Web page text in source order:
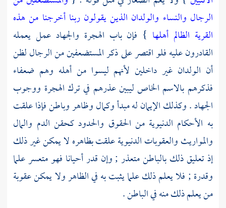
الرجال والنساء والولدان الذين يقولون ربنا أخرجنا من هذه
القرية الظالم أهلها } فإن باب الهجرة والجهاد عمل يعمله
القادرون عليه فلو اقتصر على ذكر المستضعفين من الرجال لظن
أن الولدان غير داخلين لأنهم ليسوا من أهله وهم ضعفاء
فذكرهم بالاسم الخاص ليبين عذرهم في ترك الهجرة ووجوب
الجهاد . وكذلك الإيمان له مبدأ وكمال وظاهر وباطن فإذا علقت
به الأحكام الدنيوية من الحقوق والحدود كحقن الدم والمال
والمواريث والعقوبات الدنيوية علقت بظاهره لا يمكن غير ذلك
إذ تعليق ذلك بالباطن متعذر ; وإن قدر أحيانا فهو متعسر علما
وقدرة ; فلا يعلم ذلك علما يثبت به في الظاهر ولا يمكن عقوبة
من يعلم ذلك منه في الباطن .